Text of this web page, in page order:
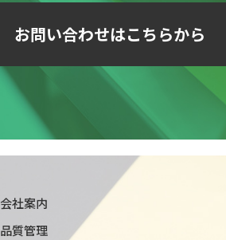
お問い合わせはこちらから
会社案内
品質管理